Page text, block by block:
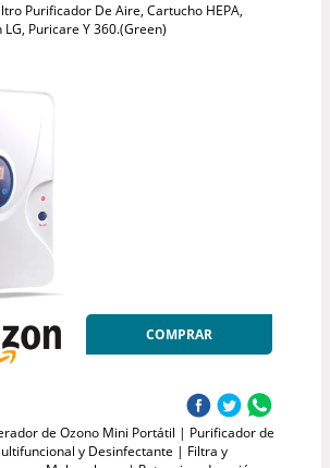
Purificador De Aire, Cartucho HEPA,
Puricare Y 360.(Green)
COMPRAR
de Ozono Mini Portátil | Purificador de
y Desinfectante | Filtra y